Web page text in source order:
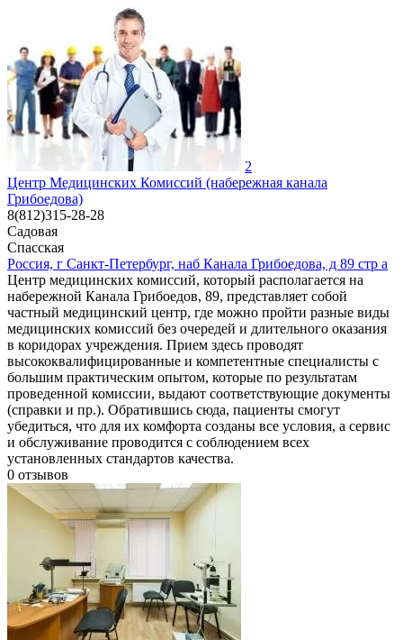
2
Центр Медицинских Комиссий (набережная канала
Грибоедова)
8(812)315-28-28
Садовая
Спасская
Россия, г Санкт-Петербург, наб Канала Грибоедова, д 89 стр а
Центр медицинских комиссий, который располагается на
набережной Канала Грибоедов, 89, представляет собой
частный медицинский центр, где можно пройти разные виды
медицинских комиссий без очередей и длительного оказания
в коридорах учреждения. Прием здесь проводят
высококвалифицированные и компетентные специалисты с
большим практическим опытом, которые по результатам
проведенной комиссии, выдают соответствующие документы
(справки и пр.). Обратившись сюда, пациенты смогут
убедиться, что для их комфорта созданы все условия, а сервис
и обслуживание проводится с соблюдением всех
установленных стандартов качества.
0 отзывов